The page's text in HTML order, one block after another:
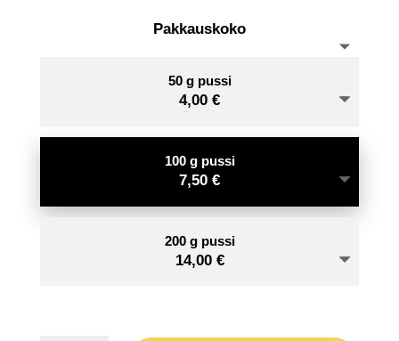
Pakkauskoko
50 g pussi
4,00 €
100 g pussi
7,50 €
200 g pussi
14,00 €